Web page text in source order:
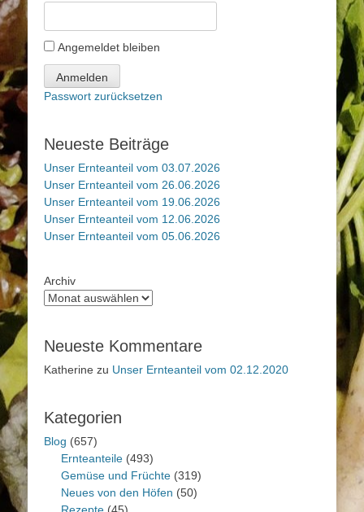
Angemeldet bleiben
Anmelden
Passwort zurücksetzen
Neueste Beiträge
Unser Ernteanteil vom 03.07.2026
Unser Ernteanteil vom 26.06.2026
Unser Ernteanteil vom 19.06.2026
Unser Ernteanteil vom 12.06.2026
Unser Ernteanteil vom 05.06.2026
Archiv
Neueste Kommentare
Katherine zu Unser Ernteanteil vom 02.12.2020
Kategorien
Blog (657)
Ernteanteile (493)
Gemüse und Früchte (319)
Neues von den Höfen (50)